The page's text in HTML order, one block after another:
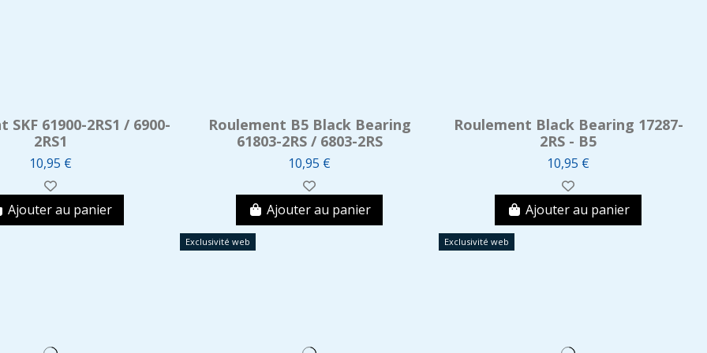
SKF 61900-2RS1 / 6900-
2RS1
10,95 €
Ajouter au panier
Roulement B5 Black Bearing
61803-2RS / 6803-2RS
10,95 €
Ajouter au panier
Roulement Black Bearing 17287-
2RS - B5
10,95 €
Ajouter au panier
Exclusivité web Exclusivité web